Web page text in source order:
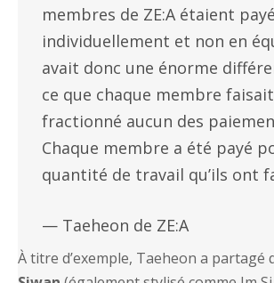
membres de ZE:A étaient
individuellement et non en
avait donc une énorme
ce que chaque membre faisait.
fractionné aucun des
Chaque membre a été payé
quantité de travail qu’ils ont
— Taeheon de ZE:A
À titre d’exemple, Taeheon a partagé